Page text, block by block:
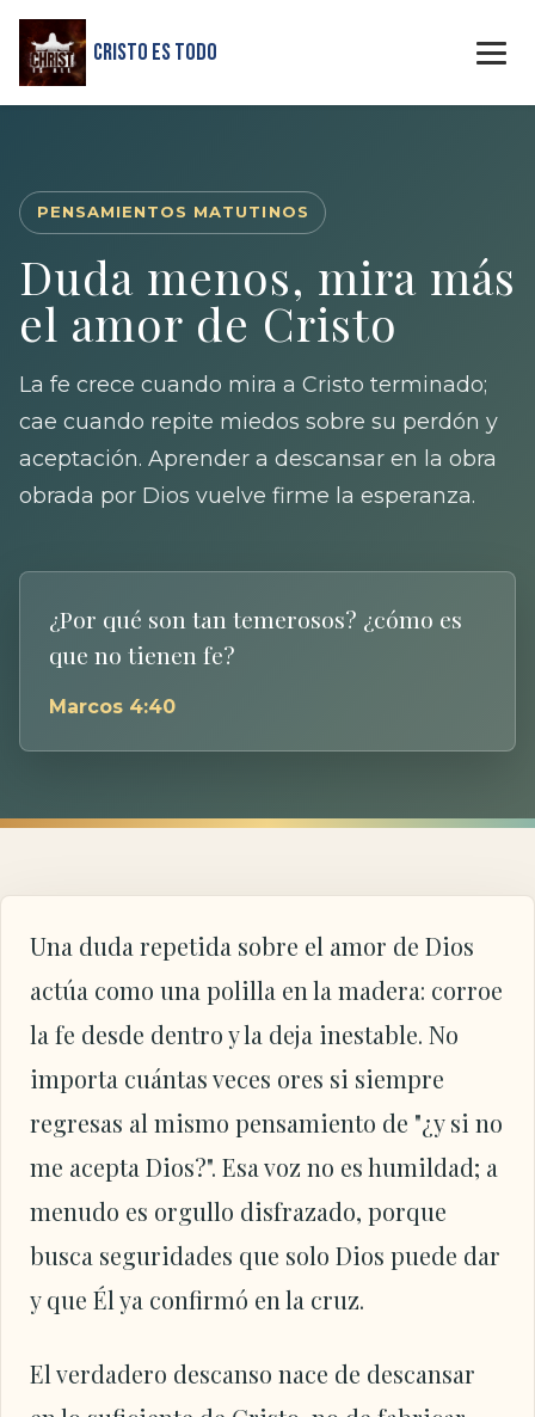
Cristo Es Todo
PENSAMIENTOS MATUTINOS
Duda menos, mira más
el amor de Cristo
La fe crece cuando mira a Cristo terminado;
cae cuando repite miedos sobre su perdón y
aceptación. Aprender a descansar en la obra
obrada por Dios vuelve firme la esperanza.
¿Por qué son tan temerosos? ¿cómo es
que no tienen fe?
Marcos 4:40
Una duda repetida sobre el amor de Dios
actúa como una polilla en la madera: corroe
la fe desde dentro y la deja inestable. No
importa cuántas veces ores si siempre
regresas al mismo pensamiento de "¿y si no
me acepta Dios?". Esa voz no es humildad; a
menudo es orgullo disfrazado, porque
busca seguridades que solo Dios puede dar
y que Él ya confirmó en la cruz.
El verdadero descanso nace de descansar